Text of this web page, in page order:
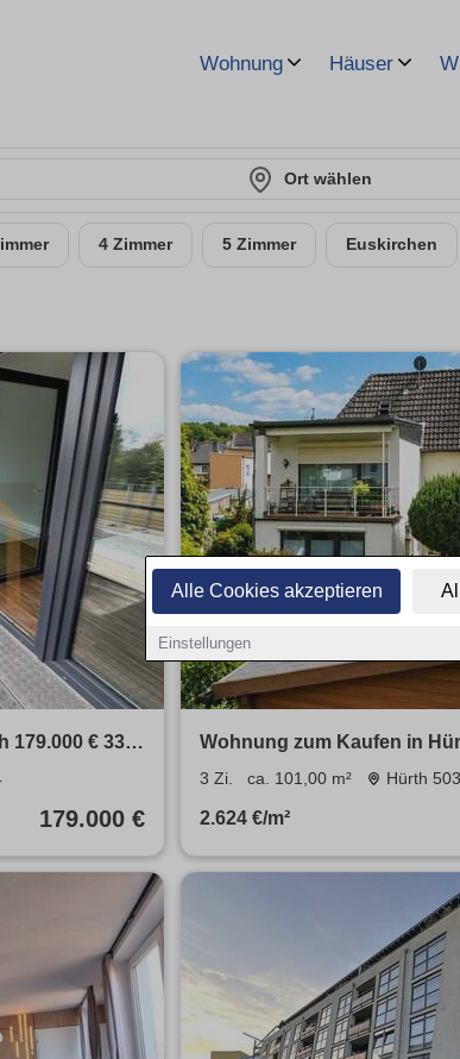
Alle Cookies akzeptieren
Einstellungen
Wohnung Häuser
Ort wählen
4 Zimmer 5 Zimmer Euskirchen
179.000 € 33.5
179.000 €
Wohnung zum Kaufen in
m²
3 Zi. ca. 101,00 m² Hürth
2.624 €/m²